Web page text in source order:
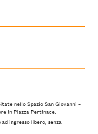
nello Spazio San Giovanni –
in Piazza Pertinace.
ingresso libero, senza